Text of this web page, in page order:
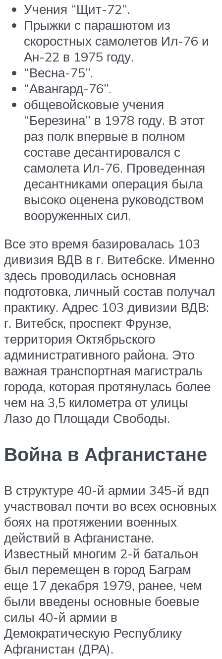
Учения “Щит-72”.
Прыжки с парашютом из
скоростных самолетов Ил-76 и
Ан-22 в 1975 году.
“Весна-75”.
“Авангард-76”.
общевойсковые учения
“Березина” в 1978 году. В этот
раз полк впервые в полном
составе десантировался с
самолета Ил-76. Проведенная
десантниками операция была
высоко оценена руководством
вооруженных сил.
Все это время базировалась 103
дивизия ВДВ в г. Витебске. Именно
здесь проводилась основная
подготовка, личный состав получал
практику. Адрес 103 дивизии ВДВ:
г. Витебск, проспект Фрунзе,
территория Октябрьского
административного района. Это
важная транспортная магистраль
города, которая протянулась более
чем на 3,5 километра от улицы
Лазо до Площади Свободы.
Война в Афганистане
В структуре 40-й армии 345-й вдп
участвовал почти во всех основных
боях на протяжении военных
действий в Афганистане.
Известный многим 2-й батальон
был перемещен в город Баграм
еще 17 декабря 1979, ранее, чем
были введены основные боевые
силы 40-й армии в
Демократическую Республику
Афганистан (ДРА).